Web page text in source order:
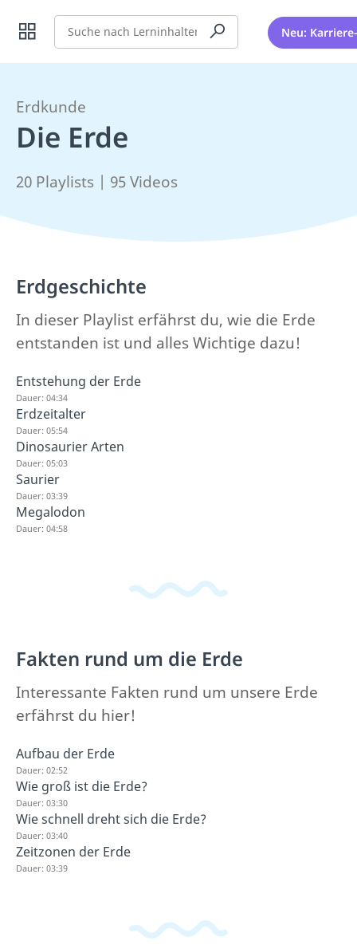
Suche Neu:
Erdkunde
Die Erde
20 Playlists | 95 Videos
Erdgeschichte
In dieser Playlist erfährst du, wie die Erde
entstanden ist und alles Wichtige dazu!
Entstehung der Erde
Dauer: 04:34
Erdzeitalter
Dauer: 05:54
Dinosaurier Arten
Dauer: 05:03
Saurier
Dauer: 03:39
Megalodon
Dauer: 04:58
Fakten rund um die Erde
Interessante Fakten rund um unsere Erde
erfährst du hier!
Aufbau der Erde
Dauer: 02:52
Wie groß ist die Erde?
Dauer: 03:30
Wie schnell dreht sich die Erde?
Dauer: 03:40
Zeitzonen der Erde
Dauer: 03:39